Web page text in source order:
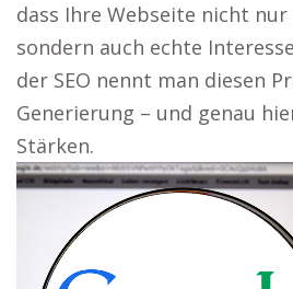
dass Ihre Webseite nicht
sondern auch echte
der SEO nennt man diesen
Generierung – und genau
Stärken.